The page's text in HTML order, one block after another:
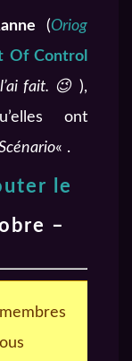
(Oriog
Of Control
fait. 😉 ),
ont
« .
le
–